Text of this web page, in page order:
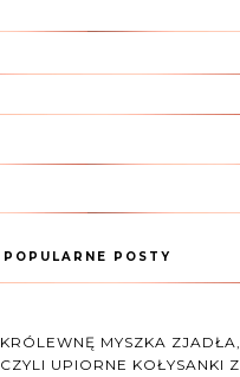
POPULARNE POSTY
KRÓLEWNĘ MYSZKA ZJADŁA,
CZYLI UPIORNE KOŁYSANKI Z